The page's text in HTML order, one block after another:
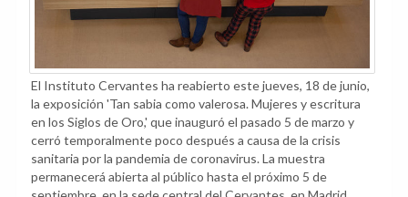
El Instituto Cervantes ha reabierto este jueves, 18 de junio,
la exposición 'Tan sabia como valerosa. Mujeres y escritura
en los Siglos de Oro,' que inauguró el pasado 5 de marzo y
cerró temporalmente poco después a causa de la crisis
sanitaria por la pandemia de coronavirus. La muestra
permanecerá abierta al público hasta el próximo 5 de